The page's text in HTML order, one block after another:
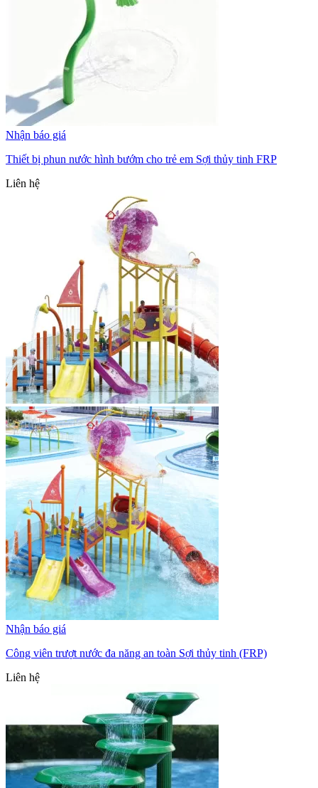
Nhận báo giá
Thiết bị phun nước hình bướm cho trẻ em Sợi thủy tinh FRP
Liên hệ
Nhận báo giá
Công viên trượt nước đa năng an toàn Sợi thủy tinh (FRP)
Liên hệ